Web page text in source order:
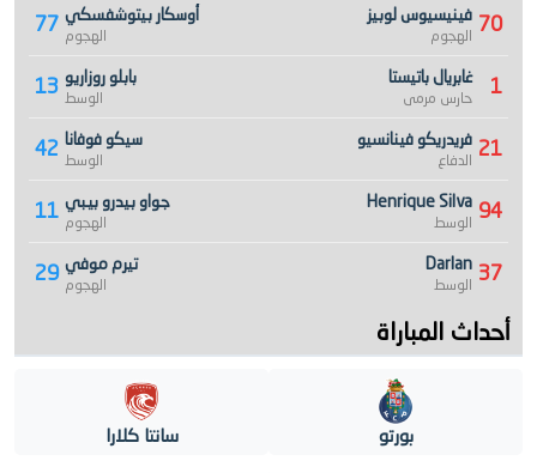
77 أوسكار بيتوشفسكي
الهجوم
13 بابلو روزاريو
الوسط
42 سيكو فوفانا
الوسط
11 جواو بيدرو بيبي
الهجوم
29 تيرم موفي
الهجوم
70 فينيسيوس لوبيز
الهجوم
1 غابريال باتيستا
حارس مرمى
21 فريدريكو فينانسيو
الدفاع
94
Henrique Silva
الوسط
37
Darlan
الوسط
أحداث المباراة
بورتو سانتا كلارا